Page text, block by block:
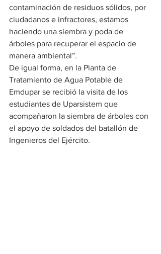
contaminación de residuos sólidos, por
ciudadanos e infractores, estamos
haciendo una siembra y poda de
árboles para recuperar el espacio de
manera ambiental”.
De igual forma, en la Planta de
Tratamiento de Agua Potable de
Emdupar se recibió la visita de los
estudiantes de Uparsistem que
acompañaron la siembra de árboles con
el apoyo de soldados del batallón de
Ingenieros del Ejército.